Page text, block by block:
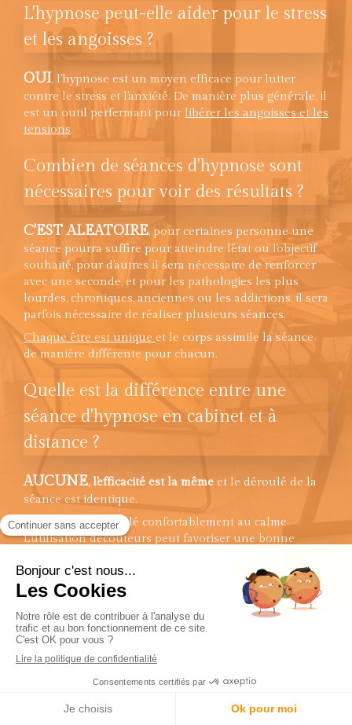
L'hypnose peut-elle aider pour le stress
et les angoisses ?
OUI, l'hypnose est un moyen efficace pour lutter
contre le stress et l'anxiété. De manière plus générale, il
est un outil perfermant pour libérer les angoisses et les
tensions.
Combien de séances d'hypnose sont
nécessaires pour voir des résultats ?
C'EST ALEATOIRE, pour certaines personne une
séance pourra suffire pour atteindre l'état ou l'objectif
souhaité, pour d'autres il sera nécessaire de renforcer
avec une seconde, et pour les pathologies les plus
lourdes, chroniques, anciennes ou les addictions, il sera
parfois nécessaire de réaliser plusieurs séances.
Chaque être est unique et le corps assimile la séance
de manière différente pour chacun.
Quelle est la différence entre une
séance d'hypnose en cabinet et à
distance ?
AUCUNE, l'efficacité est la même et le déroulé de la
séance est identique.
Il suffit d'être installé confortablement au calme.
L'utilisation d'écouteurs peut favoriser une bonne
Sonia Ferreira, hypnothérapeute à proximité
Verdun-sur-Garonne (82600)
Le cabinet de votre hypnothérapeuteest facilement